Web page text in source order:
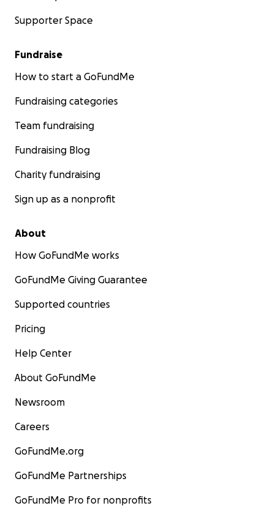
Supporter Space
Fundraise
How to start a GoFundMe
Fundraising categories
Team fundraising
Fundraising Blog
Charity fundraising
Sign up as a nonprofit
About
How GoFundMe works
GoFundMe Giving Guarantee
Supported countries
Pricing
Help Center
About GoFundMe
Newsroom
Careers
GoFundMe.org
GoFundMe Partnerships
GoFundMe Pro for nonprofits